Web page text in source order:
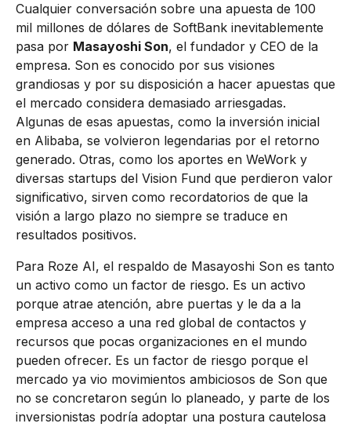
Cualquier conversación sobre una apuesta de 100
mil millones de dólares de SoftBank inevitablemente
pasa por Masayoshi Son, el fundador y CEO de la
empresa. Son es conocido por sus visiones
grandiosas y por su disposición a hacer apuestas que
el mercado considera demasiado arriesgadas.
Algunas de esas apuestas, como la inversión inicial
en Alibaba, se volvieron legendarias por el retorno
generado. Otras, como los aportes en WeWork y
diversas startups del Vision Fund que perdieron valor
significativo, sirven como recordatorios de que la
visión a largo plazo no siempre se traduce en
resultados positivos.
Para Roze AI, el respaldo de Masayoshi Son es tanto
un activo como un factor de riesgo. Es un activo
porque atrae atención, abre puertas y le da a la
empresa acceso a una red global de contactos y
recursos que pocas organizaciones en el mundo
pueden ofrecer. Es un factor de riesgo porque el
mercado ya vio movimientos ambiciosos de Son que
no se concretaron según lo planeado, y parte de los
inversionistas podría adoptar una postura cautelosa